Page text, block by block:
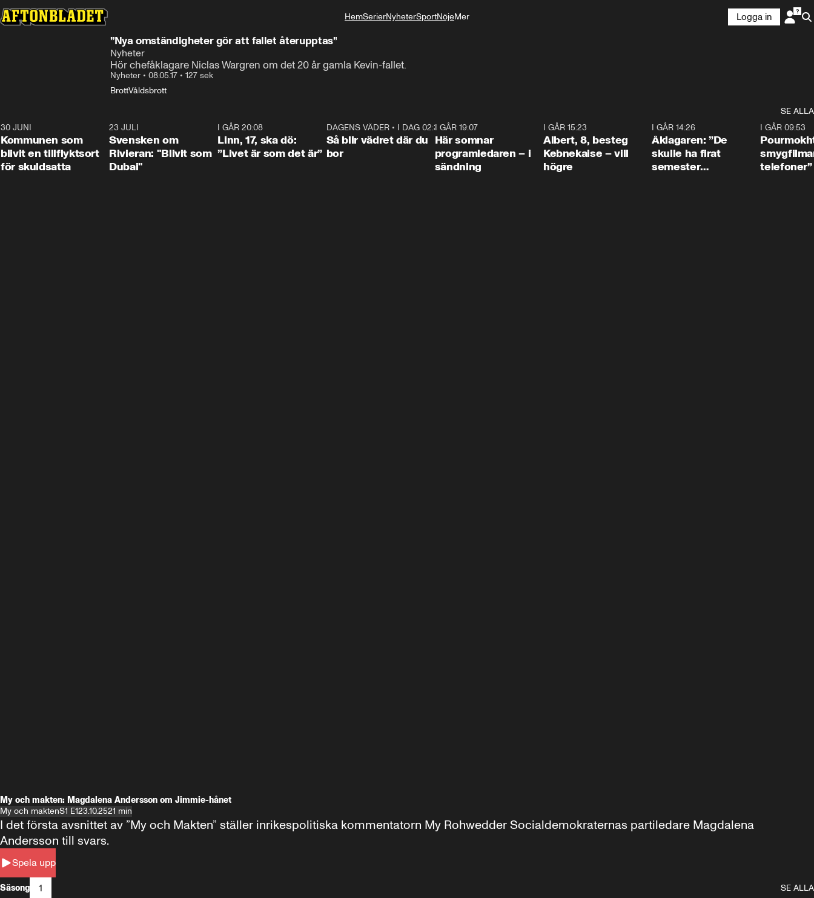
HemSerierNyheterSportNöjeMer
Logga in
”Nya omständigheter gör att fallet återupptas”
Nyheter
Hör chefåklagare Niclas Wargren om det 20 år gamla Kevin-fallet.
Nyheter • 08.05.17 • 127 sek
BrottVåldsbrott
SE ALLA
1:24
30 JUNI
Kommunen som
blivit en tillflyktsort
för skuldsatta
23 JULI
Svensken om
Rivieran: "Blivit som
Dubai"
I GÅR 20:08
Linn, 17, ska dö:
”Livet är som det är”
1:06
DAGENS VÄDER• I DAG 02:30
Så blir vädret där du
bor
I GÅR 19:07
Här somnar
programledaren – i
sändning
I GÅR 15:23
Albert, 8, besteg
Kebnekaise – vill
högre
I GÅR 14:26
Åklagaren: ”De
skulle ha firat
semester
I GÅR 09:53
telefoner”
My och makten: Magdalena Andersson om Jimmie-hånet
My och maktenS1 E123.10.2521 min
Spela upp
I det första avsnittet av ”My och Makten” ställer inrikespolitiska kommentatorn My Rohwedder Socialdemokraternas partiledare Magdalena
Andersson till svars.
Säsong 1
SE ALLA